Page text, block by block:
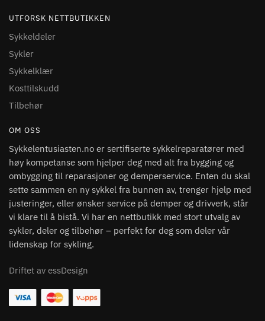
UTFORSK NETTBUTIKKEN
Sykkeldeler
Sykler
Sykkelklær
Kosttilskudd
Tilbehør
OM OSS
Sykkelentusiasten.no er sertifiserte sykkelreparatører med
høy kompetanse som hjelper deg med alt fra bygging og
ombygging til reparasjoner og demperservice. Enten du skal
sette sammen en ny sykkel fra bunnen av, trenger hjelp med
justeringer, eller ønsker service på demper og drivverk, står
vi klare til å bistå. Vi har en nettbutikk med stort utvalg av
sykler, deler og tilbehør – perfekt for deg som deler vår
lidenskap for sykling.
Driftet av essDesign